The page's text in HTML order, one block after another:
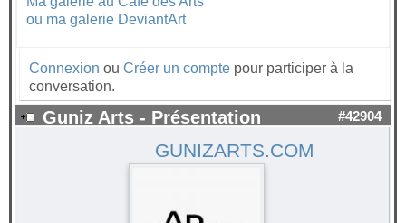
ou ma galerie DeviantArt
Connexion ou Créer un compte pour participer à la
conversation.
Guniz Arts - Présentation #42904
GUNIZARTS.COM